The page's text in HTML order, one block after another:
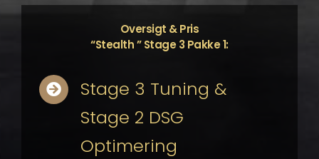
Oversigt & Pris
“Stealth ” Stage 3 Pakke 1:
Stage 3 Tuning &
Stage 2 DSG
Optimering